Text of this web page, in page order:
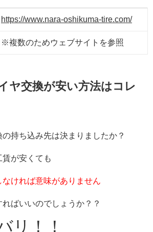
https://www.nara-oshikuma-tire.com/
※複数のためウェブサイトを参照
ヤ交換が安い方法はコレ
持ち込み先は決まりましたか？
が安くても
ければ意味がありません
ばいいのでしょうか？？
リ！！